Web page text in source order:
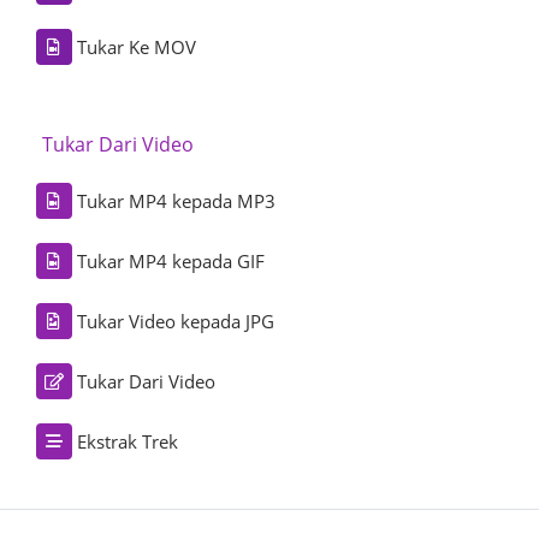
Tukar Ke MOV
Tukar Dari Video
Tukar MP4 kepada MP3
Tukar MP4 kepada GIF
Tukar Video kepada JPG
Tukar Dari Video
Ekstrak Trek